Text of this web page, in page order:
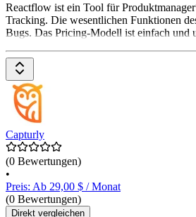
Reactflow ist ein Tool für
Tracking. Die wesentlichen Funktionen
Bugs. Das Pricing-Modell ist einfach und
Capturly
(0 Bewertungen)
•
Preis: Ab 29,00 $ / Monat
(0 Bewertungen)
Direkt vergleichen